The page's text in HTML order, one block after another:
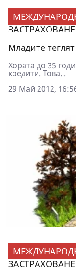
ЗАСТРАХОВАНЕ
Младите
Хората до 35
кредити. Това...
29 Май 2012,
ЗАСТРАХОВАНЕ